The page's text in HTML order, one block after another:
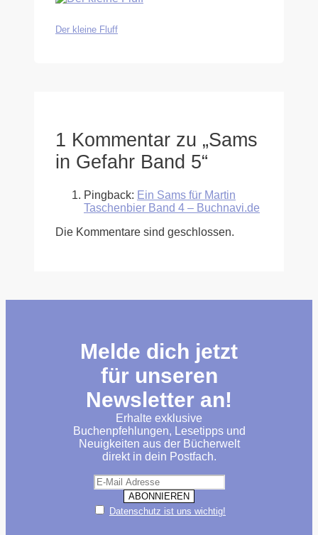
Der kleine Fluff
1 Kommentar zu „Sams
in Gefahr Band 5“
Pingback: Ein Sams für Martin
Taschenbier Band 4 – Buchnavi.de
Die Kommentare sind geschlossen.
Melde dich jetzt
für unseren
Newsletter an!
Erhalte exklusive
Buchenpfehlungen, Lesetipps und
Neuigkeiten aus der Bücherwelt
direkt in dein Postfach.
Datenschutz ist uns wichtig!